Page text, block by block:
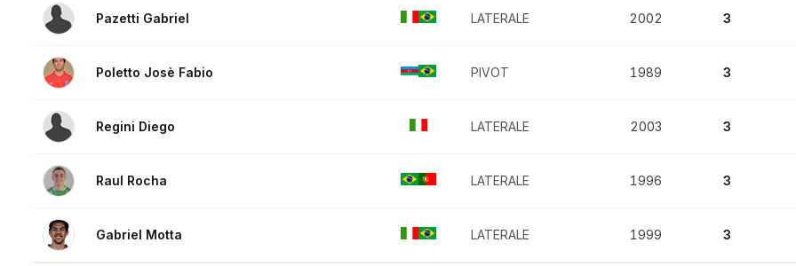
Pazetti Gabriel LATERALE 2002 3
Poletto Josè Fabio PIVOT 1989 3
Regini Diego LATERALE 2003 3
Raul Rocha LATERALE 1996 3
Gabriel Motta LATERALE 1999 3